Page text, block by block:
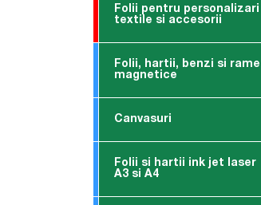
Folii pentru personalizari
textile si accesorii
Folii, hartii, benzi si rame
magnetice
Canvasuri
Folii si hartii ink jet laser
A3 si A4